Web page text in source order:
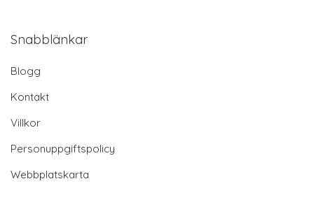
Snabblänkar
Blogg
Kontakt
Villkor
Personuppgiftspolicy
Webbplatskarta